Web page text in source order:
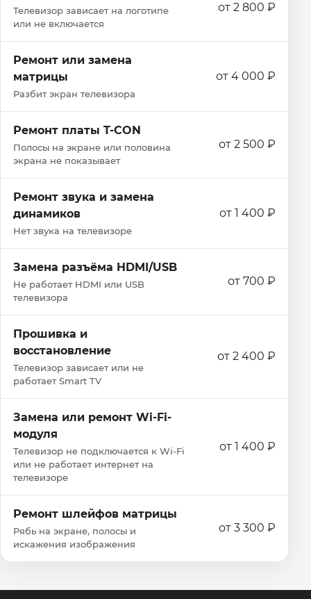
Телевизор зависает на логотипе
или не включается
от 2 800 ₽
Ремонт или замена
матрицы
Разбит экран телевизора
от 4 000 ₽
Ремонт платы T-CON
Полосы на экране или половина
экрана не показывает
от 2 500 ₽
Ремонт звука и замена
динамиков
Нет звука на телевизоре
от 1 400 ₽
Замена разъёма HDMI/USB
Не работает HDMI или USB
телевизора
от 700 ₽
Прошивка и
восстановление
Телевизор зависает или не
работает Smart TV
от 2 400 ₽
Замена или ремонт Wi‑Fi-
модуля
Телевизор не подключается к Wi‑Fi
или не работает интернет на
телевизоре
от 1 400 ₽
Ремонт шлейфов матрицы
Рябь на экране, полосы и
искажения изображения
от 3 300 ₽